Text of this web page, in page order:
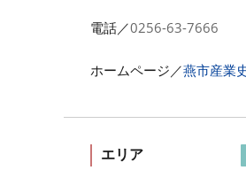
電話／0256-63-7666
ホームページ／燕市産業
エリア